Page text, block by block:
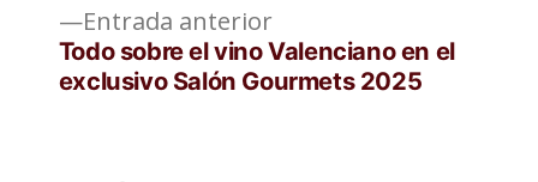
Entrada anteriorEntrada
anterior:
Todo sobre el vino Valenciano en el
exclusivo Salón Gourmets 2025